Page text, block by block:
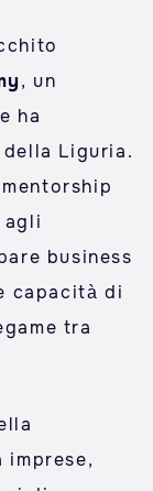
, un
ha
Liguria.
business
capacità di
tra
imprese,